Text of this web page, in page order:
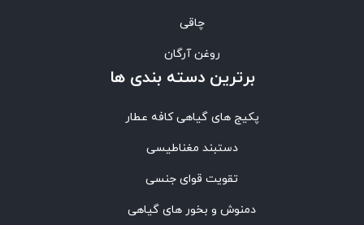
چاقی
روغن آرگان
برترین‌ دسته بندی ها
پکیج های گیاهی کافه عطار
دستبند مغناطیسی
تقویت قوای جنسی
دمنوش و بخور های گیاهی